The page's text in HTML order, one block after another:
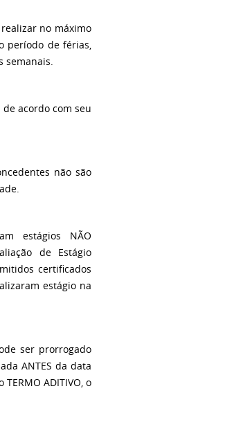
no máximo
período de férias,
acordo com seu
não são
estágios NÃO
de Estágio
certificados
estágio na
ser prorrogado
ANTES da data
ADITIVO, o